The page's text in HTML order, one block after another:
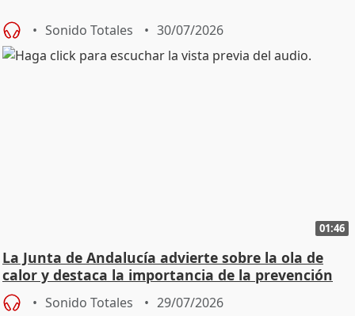
Sonido Totales 30/07/2026
01:46
La Junta de Andalucía advierte sobre la ola de
calor y destaca la importancia de la prevención
Sonido Totales 29/07/2026